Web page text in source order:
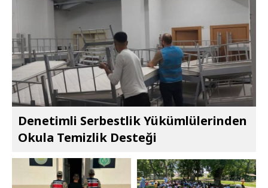
Denetimli Serbestlik Yükümlülerinden
Okula Temizlik Desteği